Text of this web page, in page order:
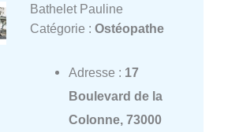
Bathelet Pauline
Catégorie : Ostéopathe
Adresse : 17
Boulevard de la
Colonne, 73000